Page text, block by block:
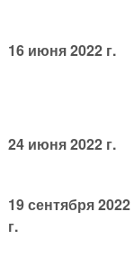
16 июня 2022 г.
24 июня 2022 г.
19 сентября 2022
г.